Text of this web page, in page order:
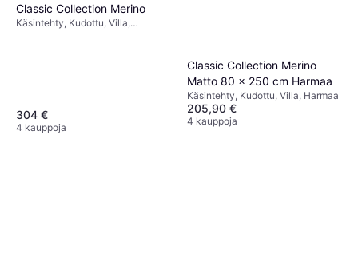
Classic Collection Merino
Käsintehty, Kudottu, Villa,
304 €
4 kauppoja
Classic Collection Merino
Matto 80 x 250 cm Harmaa
Käsintehty, Kudottu, Villa, Harmaa
205,90 €
4 kauppoja